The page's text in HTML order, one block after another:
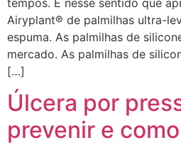
Airyplant® de palmilhas ultra-
espuma. As palmilhas de
mercado. As palmilhas de
[…]
Úlcera por
prevenir e